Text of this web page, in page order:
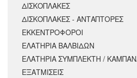
ΔΙΣΚΟΠΛΑΚΕΣ
ΔΙΣΚΟΠΛΑΚΕΣ - ΑΝΤΑΠΤΟΡΕΣ
ΕΚΚΕΝΤΡΟΦΟΡΟΙ
ΕΛΑΤΗΡΙΑ ΒΑΛΒΙΔΩΝ
ΕΛΑΤΗΡΙΑ ΣΥΜΠΛΕΚΤΗ /
ΕΞΑΤΜΙΣΕΙΣ